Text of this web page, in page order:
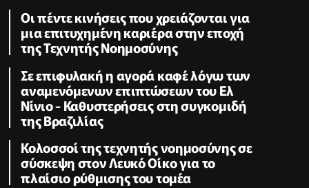
Οι πέντε κινήσεις που χρειάζονται για
μια επιτυχημένη καριέρα στην εποχή
της Τεχνητής Νοημοσύνης
Σε επιφυλακή η αγορά καφέ λόγω των
αναμενόμενων επιπτώσεων του Ελ
Νίνιο - Καθυστερήσεις στη συγκομιδή
της Βραζιλίας
Κολοσσοί της τεχνητής νοημοσύνης σε
σύσκεψη στον Λευκό Οίκο για το
πλαίσιο ρύθμισης του τομέα